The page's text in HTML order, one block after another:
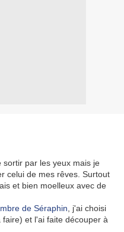
sortir par les yeux mais je
celui de mes rêves. Surtout
et bien moelleux avec de
de Séraphin , j'ai choisi
et l'ai faite découper à